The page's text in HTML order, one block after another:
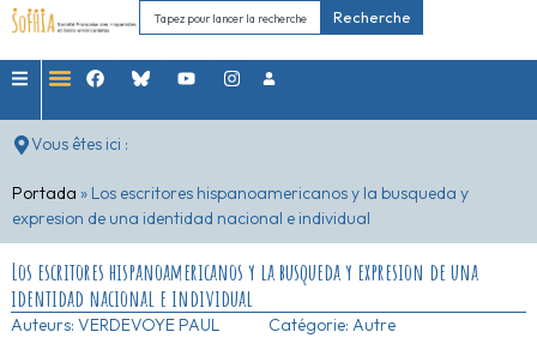
Recherche
Vous êtes ici :
Portada » Los escritores hispanoamericanos y la busqueda y
expresion de una identidad nacional e individual
Los escritores hispanoamericanos y la busqueda y expresion de una
identidad nacional e individual
Auteurs: VERDEVOYE PAUL
Catégorie: Autre